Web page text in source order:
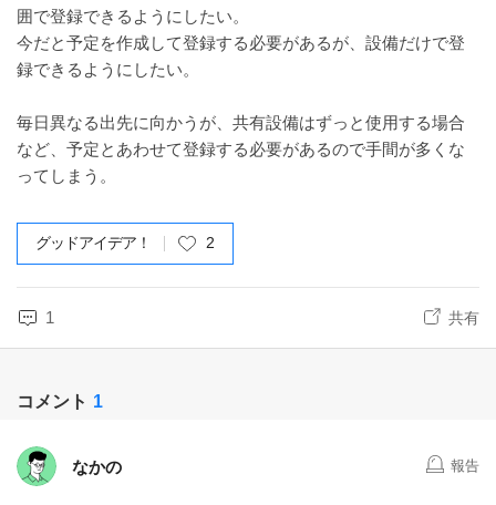
囲で登録できるようにしたい。
今だと予定を作成して登録する必要があるが、設備だけで登
録できるようにしたい。
毎日異なる出先に向かうが、共有設備はずっと使用する場合
など、予定とあわせて登録する必要があるので手間が多くな
ってしまう。
グッドアイデア！ 2
1 共有
コメント 1
なかの 報告